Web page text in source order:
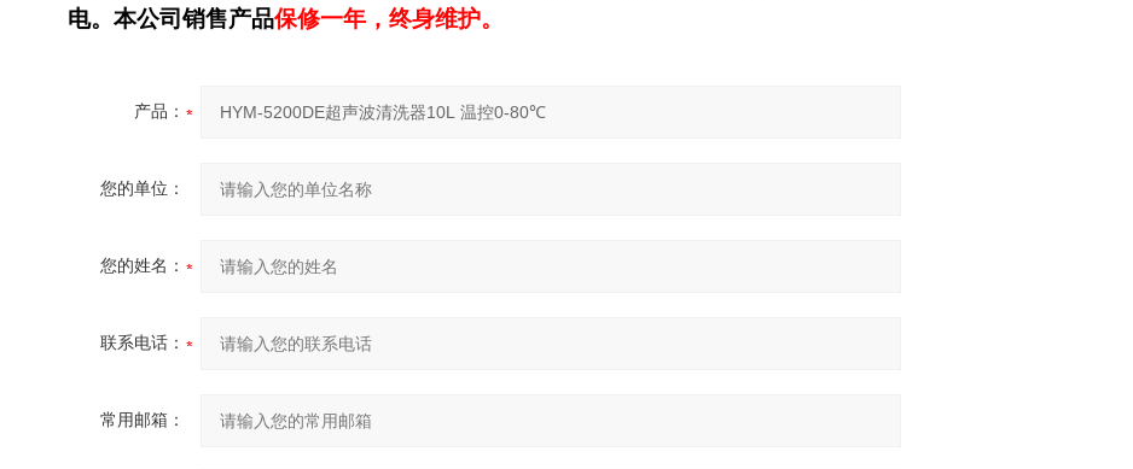
电。本公司销售产品保修一年，终身维护。
产品：
您的单位：
您的姓名：
联系电话：
常用邮箱：